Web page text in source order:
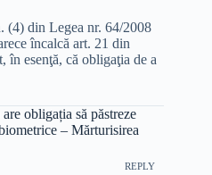
din Legea nr. 64/2008
încalcă art. 21 din
în esenţă, că obligaţia de a
obligația să păstreze
– Mărturisirea
REPLY